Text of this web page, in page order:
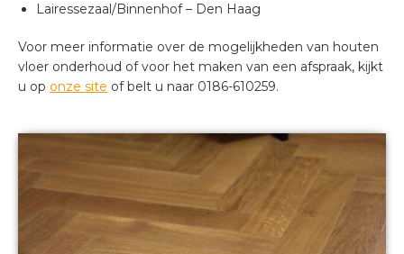
Lairessezaal/Binnenhof – Den Haag
Voor meer informatie over de mogelijkheden van houten
vloer onderhoud of voor het maken van een afspraak, kijkt
u op onze site of belt u naar 0186-610259.